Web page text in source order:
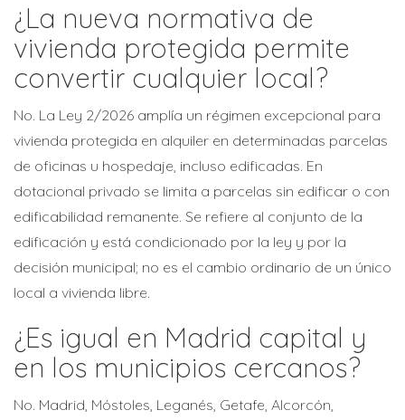
¿La nueva normativa de
vivienda protegida permite
convertir cualquier local?
No. La Ley 2/2026 amplía un régimen excepcional para
vivienda protegida en alquiler en determinadas parcelas
de oficinas u hospedaje, incluso edificadas. En
dotacional privado se limita a parcelas sin edificar o con
edificabilidad remanente. Se refiere al conjunto de la
edificación y está condicionado por la ley y por la
decisión municipal; no es el cambio ordinario de un único
local a vivienda libre.
¿Es igual en Madrid capital y
en los municipios cercanos?
No. Madrid, Móstoles, Leganés, Getafe, Alcorcón,